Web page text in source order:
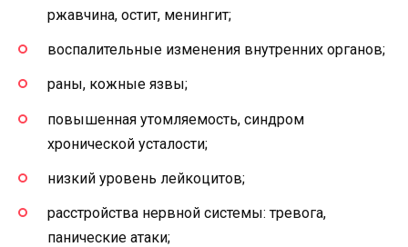
ржавчина, остит, менингит;
воспалительные изменения внутренних органов;
раны, кожные язвы;
повышенная утомляемость, синдром
хронической усталости;
низкий уровень лейкоцитов;
расстройства нервной системы: тревога,
панические атаки;